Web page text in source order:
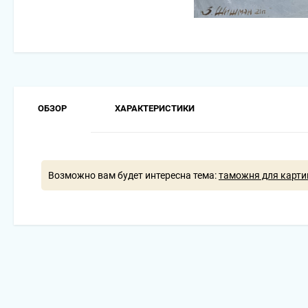
ОБЗОР ХАРАКТЕРИСТИКИ
Возможно вам будет интересна тема:таможня для